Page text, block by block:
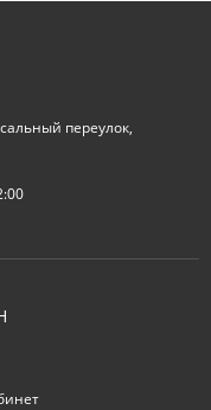
переулок,